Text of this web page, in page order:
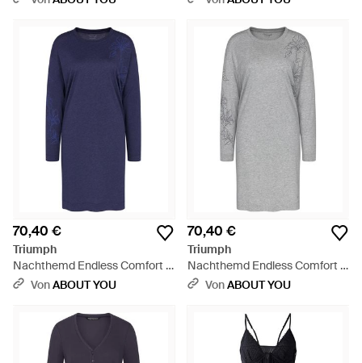
70,40 €
Triumph
Nachthemd Endless Comfort -
BlauVonABOUT YOU
70,40 €
Triumph
Nachthemd Endless Comfort -
GrauVonABOUT YOU